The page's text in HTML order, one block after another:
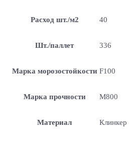
Расход шт./м2 40
Шт./паллет 336
Марка морозостойкости F100
Марка прочности М800
Материал Клинкер